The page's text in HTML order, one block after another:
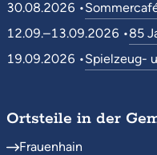
30.08.2026 •
12.09.–13.09.2026 •85
19.09.2026 •Spielzeug-
Ortsteile in der
Frauenhain